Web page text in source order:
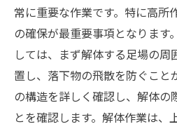
常に重要な作業です。特に高所
の確保が最重要事項となります
しては、まず解体する足場の
置し、落下物の飛散を防ぐこと
の構造を詳しく確認し、解体の
とを確認します。解体作業は、